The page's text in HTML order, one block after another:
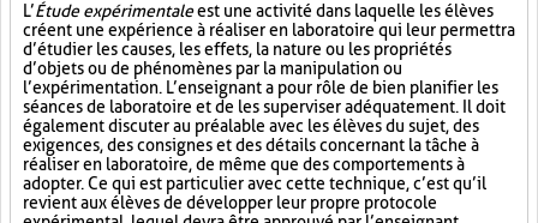
L’Étude expérimentaleest une activité dans laquelle les élèves
créent une expérience à réaliser en laboratoire qui leur permettra
d’étudier les causes, les effets, la nature ou les propriétés
d’objets ou de phénomènes par la manipulation ou
l’expérimentation. L’enseignant a pour rôle de bien planifier les
séances de laboratoire et de les superviser adéquatement. Il doit
également discuter au préalable avec les élèves du sujet, des
exigences, des consignes et des détails concernant la tâche à
réaliser en laboratoire, de même que des comportements à
adopter. Ce qui est particulier avec cette technique, c’est qu’il
revient aux élèves de développer leur propre protocole